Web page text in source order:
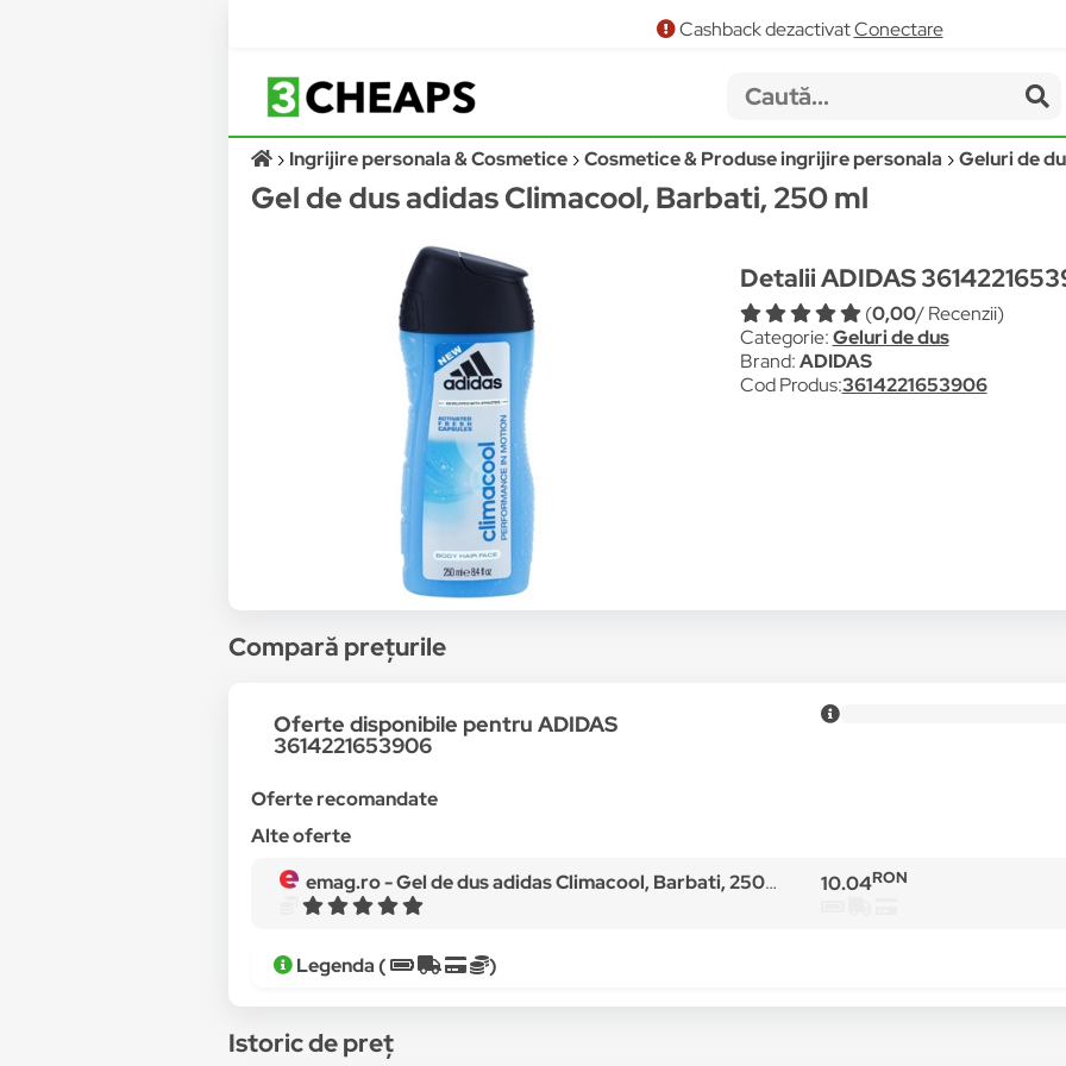
Cashback dezactivatConectare
Ingrijire personala & Cosmetice Cosmetice & Produse ingrijire personala Geluri de
Gel de dus adidas Climacool, Barbati, 250 ml
Detalii ADIDAS
(0,00/ Recenzii)
Categorie:Geluri de dus
Brand:ADIDAS
Cod Produs:3614221653906
Compară prețurile
Oferte disponibile pentru ADIDAS
3614221653906
Oferte recomandate
Alte oferte
emag.ro -Gel de dus adidas Climacool, Barbati, 250 ml 10.04RON
Legenda ( )
Istoric de preț